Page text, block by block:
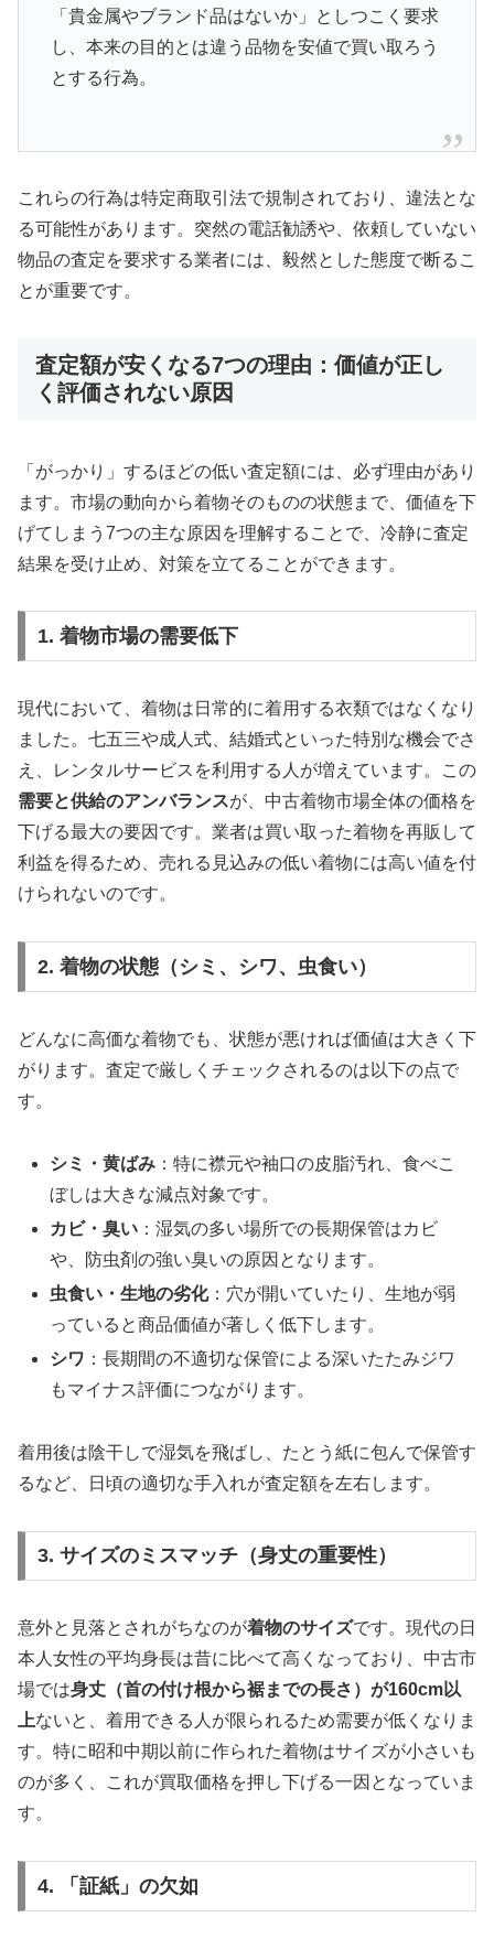
「貴金属やブランド品はないか」としつこく要求
し、本来の目的とは違う品物を安値で買い取ろう
とする行為。
これらの行為は特定商取引法で規制されており、違法とな
る可能性があります。突然の電話勧誘や、依頼していない
物品の査定を要求する業者には、毅然とした態度で断るこ
とが重要です。
査定額が安くなる7つの理由：価値が正し
く評価されない原因
「がっかり」するほどの低い査定額には、必ず理由があり
ます。市場の動向から着物そのものの状態まで、価値を下
げてしまう7つの主な原因を理解することで、冷静に査定
結果を受け止め、対策を立てることができます。
1. 着物市場の需要低下
現代において、着物は日常的に着用する衣類ではなくなり
ました。七五三や成人式、結婚式といった特別な機会でさ
え、レンタルサービスを利用する人が増えています。この
需要と供給のアンバランスが、中古着物市場全体の価格を
下げる最大の要因です。業者は買い取った着物を再販して
利益を得るため、売れる見込みの低い着物には高い値を付
けられないのです。
2. 着物の状態（シミ、シワ、虫食い）
どんなに高価な着物でも、状態が悪ければ価値は大きく下
がります。査定で厳しくチェックされるのは以下の点で
す。
シミ・黄ばみ ：特に襟元や袖口の皮脂汚れ、食べこ
ぼしは大きな減点対象です。
カビ・臭い ：湿気の多い場所での長期保管はカビ
や、防虫剤の強い臭いの原因となります。
虫食い・生地の劣化：穴が開いていたり、生地が弱
っていると商品価値が著しく低下します。
シワ ：長期間の不適切な保管による深いたたみジワ
もマイナス評価につながります。
着用後は陰干しで湿気を飛ばし、たとう紙に包んで保管す
るなど、日頃の適切な手入れが査定額を左右します。
3. サイズのミスマッチ（身丈の重要性）
意外と見落とされがちなのが着物のサイズです。現代の日
本人女性の平均身長は昔に比べて高くなっており、中古市
場では身丈（首の付け根から裾までの長さ）が160cm以
上ないと、着用できる人が限られるため需要が低くなりま
す。特に昭和中期以前に作られた着物はサイズが小さいも
のが多く、これが買取価格を押し下げる一因となっていま
す。
4. 「証紙」の欠如